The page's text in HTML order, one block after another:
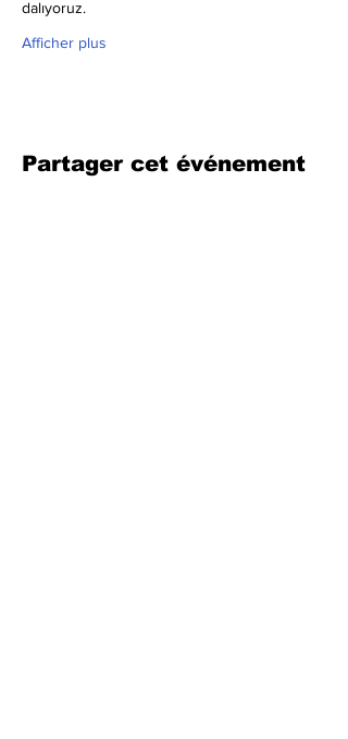
dalıyoruz.
Afficher plus
Partager cet événement